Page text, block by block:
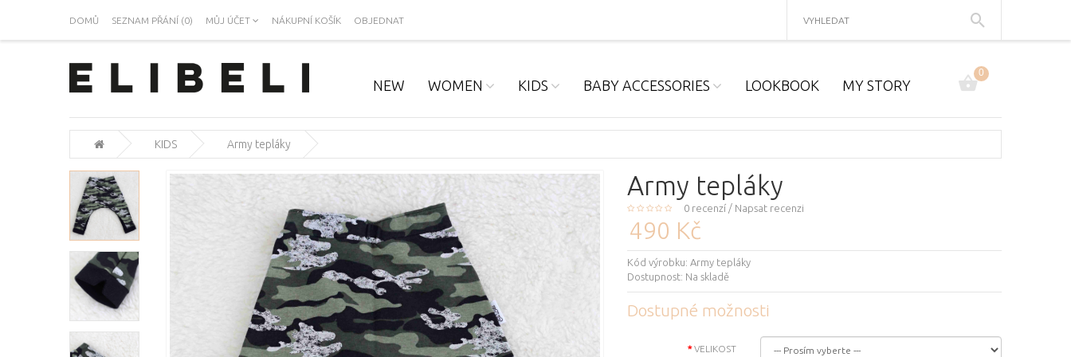
DOMŮ SEZNAM PŘÁNÍ (0) MŮJ ÚČET NÁKUPNÍ KOŠÍK OBJEDNAT
0
NEW WOMEN KIDS BABY ACCESSORIES LOOKBOOK MY STORY
KIDS Army tepláky
Army tepláky
0 recenzí/ Napsat recenzi
490 Kč
Kód výrobku: Army tepláky
Dostupnost: Na skladě
Dostupné možnosti
VELIKOST